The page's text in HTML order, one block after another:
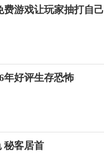
游戏让玩家抽打自己
年好评生存恐怖
秘客居首